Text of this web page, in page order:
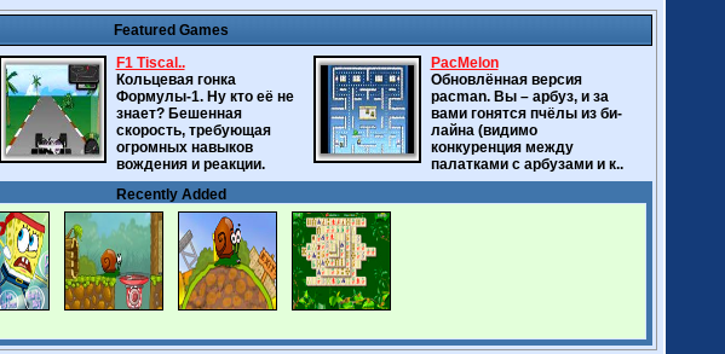
Featured Games
F1 Tiscal..
Кольцевая гонка
Формулы-1. Ну кто её не
знает? Бешенная
скорость, требующая
огромных навыков
вождения и реакции.
PacMelon
Обновлённая версия
pacman. Вы – арбуз, и за
вами гонятся пчёлы из би-
лайна (видимо
конкуренция между
палатками с арбузами и к..
Recently Added